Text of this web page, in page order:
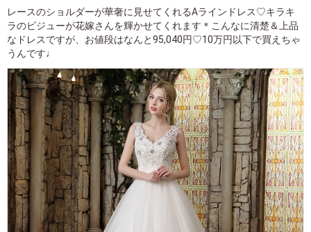
レースのショルダーが華奢に見せてくれるAラインドレス♡キラキ
ラのビジューが花嫁さんを輝かせてくれます＊こんなに清楚＆上品
なドレスですが、お値段はなんと95,040円♡10万円以下で買えちゃ
うんです♩